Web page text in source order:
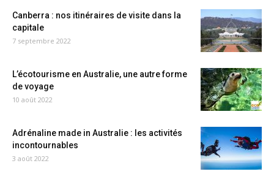
Canberra : nos itinéraires de visite dans la
capitale
7 septembre 2022
L’écotourisme en Australie, une autre forme
de voyage
10 août 2022
Adrénaline made in Australie : les activités
incontournables
3 août 2022